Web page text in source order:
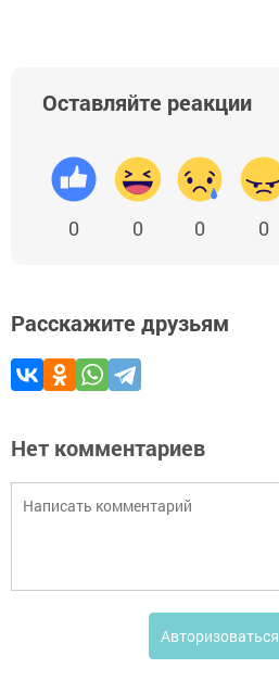
Оставляйте реакции
0 0 0 0
Расскажите друзьям
Нет комментариев
Авторизоваться